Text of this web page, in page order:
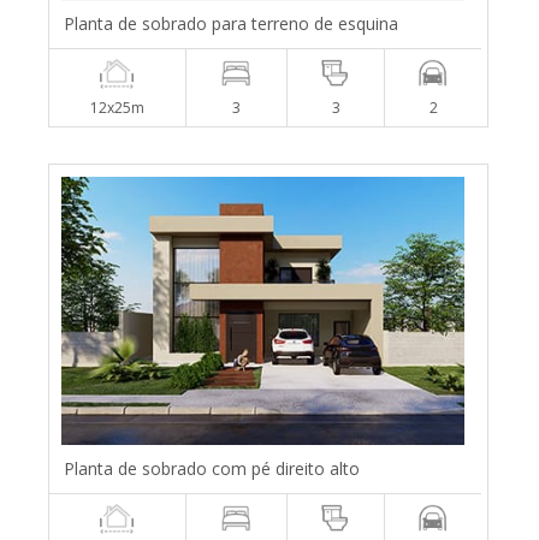
Planta de sobrado para terreno de esquina
12x25m 3 3 2
Planta de sobrado com pé direito alto